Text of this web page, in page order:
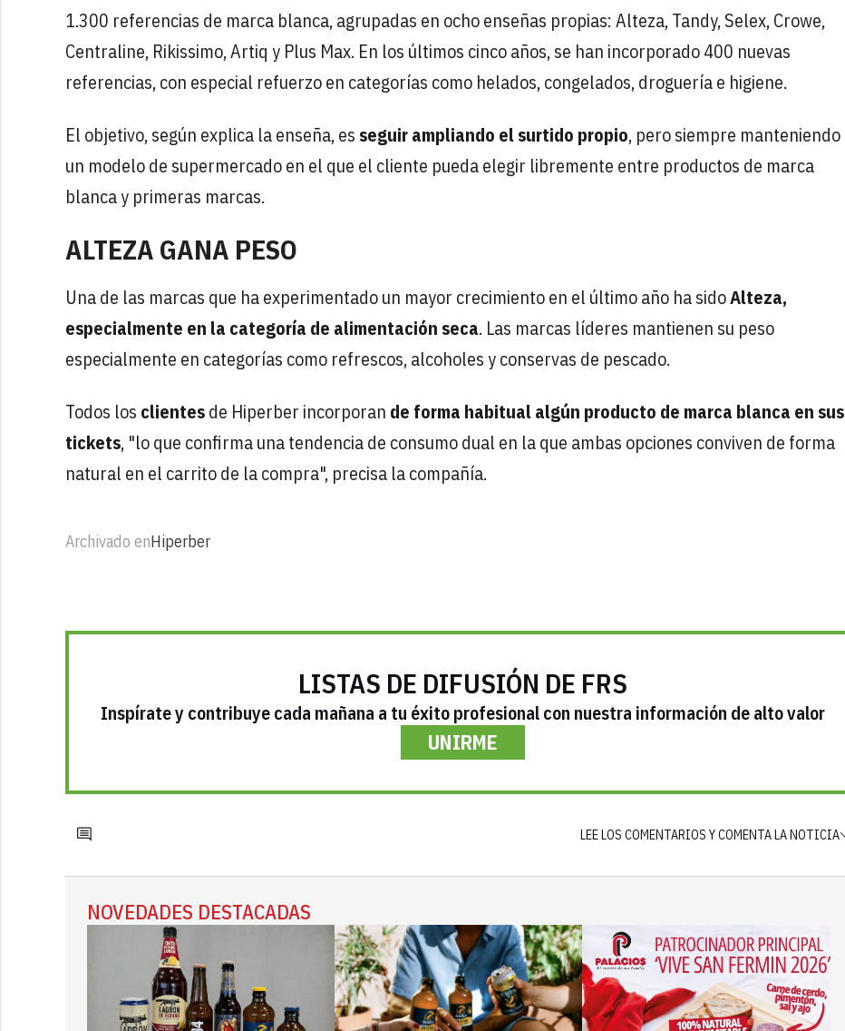
1.300 referencias de marca blanca, agrupadas en ocho enseñas propias: Alteza, Tandy, Selex, Crowe,
Centraline, Rikissimo, Artiq y Plus Max. En los últimos cinco años, se han incorporado 400 nuevas
referencias, con especial refuerzo en categorías como helados, congelados, droguería e higiene.
El objetivo, según explica la enseña, es seguir ampliando el surtido propio, pero siempre manteniendo
un modelo de supermercado en el que el cliente pueda elegir libremente entre productos de marca
blanca y primeras marcas.
ALTEZA GANA PESO
Una de las marcas que ha experimentado un mayor crecimiento en el último año ha sidoAlteza,
especialmente en la categoría de alimentación seca. Las marcas líderes mantienen su peso
especialmente en categorías como refrescos, alcoholes y conservas de pescado.
Todos los clientesde Hiperber incorporan de forma habitual algún producto de marca blanca en sus
tickets, "lo que confirma una tendencia de consumo dual en la que ambas opciones conviven de forma
natural en el carrito de la compra", precisa la compañía.
Archivado enHiperber
LISTAS DE DIFUSIÓN DE FRS
Inspírate y contribuye cada mañana a tu éxito profesional con nuestra información de alto valor
UNIRME
LEE LOS COMENTARIOS Y COMENTA LA NOTICIA
NOVEDADES DESTACADAS